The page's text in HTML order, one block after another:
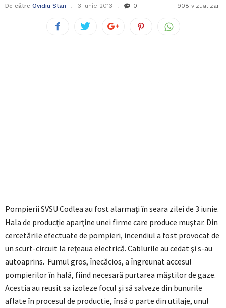
De către Ovidiu Stan 3 iunie 2013 0 908 vizualizari
Pompierii SVSU Codlea au fost alarmaţi în seara zilei de 3 iunie.
Hala de producţie aparţine unei firme care produce muştar. Din
cercetările efectuate de pompieri, incendiul a fost provocat de
un scurt-circuit la reţeaua electrică. Cablurile au cedat şi s-au
autoaprins. Fumul gros, înecăcios, a îngreunat accesul
pompierilor în hală, fiind necesară purtarea măştilor de gaze.
Acestia au reusit sa izoleze focul şi să salveze din bunurile
aflate în procesul de productie, însă o parte din utilaje, unul